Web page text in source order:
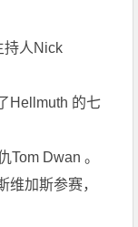
持人Nick
Hellmuth 的七
Tom Dwan 。
维加斯参赛，